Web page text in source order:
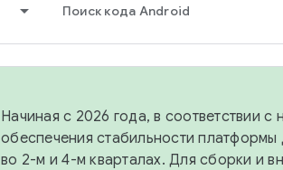
Поиск кода Android
Начиная с 2026 года, в соответствии
обеспечения стабильности
во 2-м и 4-м кварталах. Для сборки и